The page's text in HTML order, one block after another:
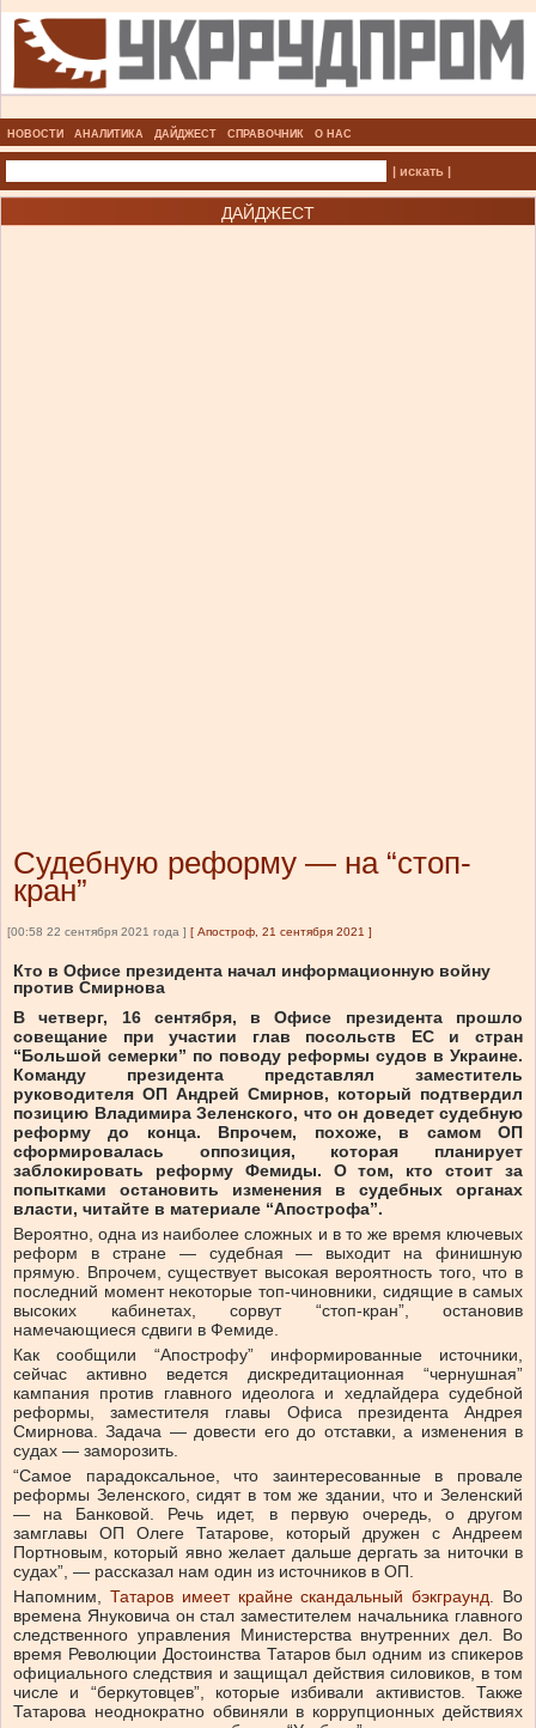
НОВОСТИ АНАЛИТИКА ДАЙДЖЕСТ СПРАВОЧНИК О НАС
| искать |
ДАЙДЖЕСТ
Судебную реформу — на “стоп-
кран”
[00:58 22 сентября 2021 года ] [ Апостроф, 21 сентября 2021 ]
Кто в Офисе президента начал информа­ционную войну
против Смирнова
В четверг, 16 сентября, в Офисе президента прошло
совещание при участии глав посольств ЕС и стран
“Большой семерки” по поводу реформы судов в Украине.
Команду президента представлял заместитель
руководителя ОП Андрей Смирнов, который подтвердил
позицию Владимира Зеленского, что он доведет судебную
реформу до конца. Впрочем, похоже, в самом ОП
сформировалась оппозиция, которая планирует
заблокировать реформу Фемиды. О том, кто стоит за
попытками остановить изменения в судебных органах
власти, читайте в материале “Апострофа”.
Вероятно, одна из наиболее сложных и в то же время ключевых
реформ в стране — судебная — выходит на финишную
прямую. Впрочем, существует высокая вероятность того, что в
последний момент некоторые топ-чиновники, сидящие в самых
высоких кабинетах, сорвут “стоп-кран”, остановив
намечающиеся сдвиги в Фемиде.
Как сообщили “Апострофу” информированные источники,
сейчас активно ведется дискредитационная “чернушная”
кампания против главного идеолога и хедлайдера судебной
реформы, заместителя главы Офиса президента Андрея
Смирнова. Задача — довести его до отставки, а изменения в
судах — заморозить.
“Самое парадоксальное, что заинтересованные в провале
реформы Зеленского, сидят в том же здании, что и Зеленский
— на Банковой. Речь идет, в первую очередь, о другом
замглавы ОП Олеге Татарове, который дружен с Андреем
Портновым, который явно желает дальше дергать за ниточки в
судах”, — рассказал нам один из источников в ОП.
Напомним, Татаров имеет крайне скандальный бэкграунд. Во
времена Януковича он стал заместителем начальника главного
следственного управления Министерства внутренних дел. Во
время Революции Достоинства Татаров был одним из спикеров
официального следствия и защищал действия силовиков, в том
числе и “беркутовцев”, которые избивали активистов. Также
Татарова неоднократно обвиняли в коррупционных действиях